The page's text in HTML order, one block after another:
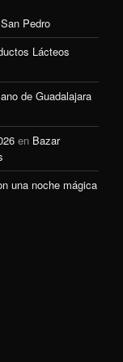
Pedro
Lácteos
de Guadalajara
en Bazar
una noche mágica